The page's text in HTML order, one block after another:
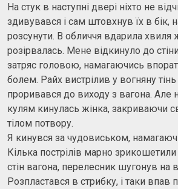
На стук в наступні двері ніхто не
здивувався і сам штовхнув їх в бік,
розсунути. В обличчя вдарила хвиля
розірвалась. Мене відкинуло до
затряс головою, намагаючись
болем. Райх вистрілив у вогняну
проривався до виходу з вагона. Але
кулям кинулась жінка, закриваючи
тілом потвору.
Я кинувся за чудовиськом,
Кілька пострілів марно
стін вагона, перелесник шугонув на
Розпластався в стрибку, і таки впав